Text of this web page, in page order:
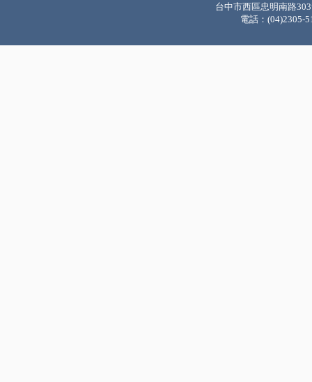
台中市西區忠明南路
電話：(04)2305-